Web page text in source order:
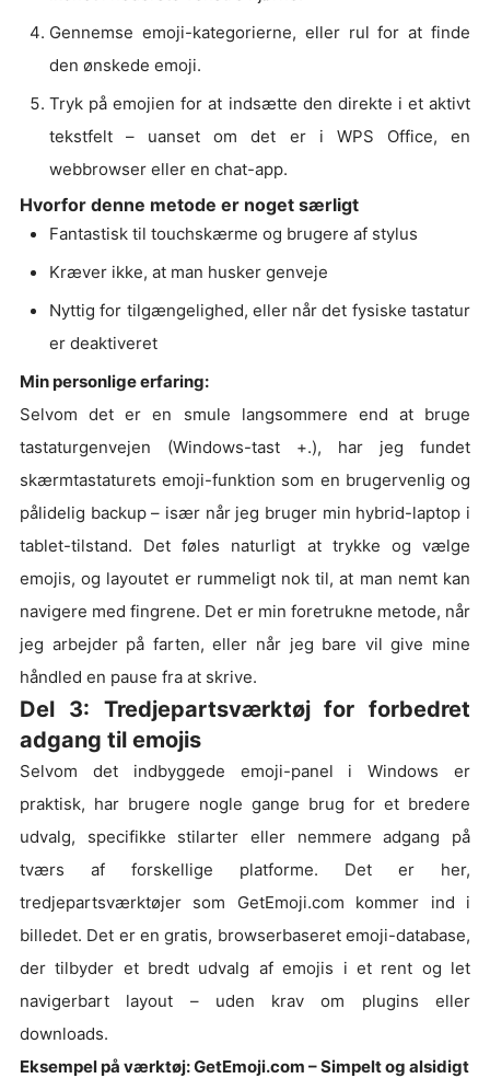
Gennemse emoji-kategorierne, eller rul for at finde
den ønskede emoji.
Tryk på emojien for at indsætte den direkte i et aktivt
tekstfelt – uanset om det er i WPS Office, en
webbrowser eller en chat-app.
Hvorfor denne metode er noget særligt
Fantastisk til touchskærme og brugere af stylus
Kræver ikke, at man husker genveje
Nyttig for tilgængelighed, eller når det fysiske tastatur
er deaktiveret
Min personlige erfaring:
Selvom det er en smule langsommere end at bruge
tastaturgenvejen (Windows-tast +.), har jeg fundet
skærmtastaturets emoji-funktion som en brugervenlig og
pålidelig backup – især når jeg bruger min hybrid-laptop i
tablet-tilstand. Det føles naturligt at trykke og vælge
emojis, og layoutet er rummeligt nok til, at man nemt kan
navigere med fingrene. Det er min foretrukne metode, når
jeg arbejder på farten, eller når jeg bare vil give mine
håndled en pause fra at skrive.
Del 3: Tredjepartsværktøj for forbedret
adgang til emojis
Selvom det indbyggede emoji-panel i Windows er
praktisk, har brugere nogle gange brug for et bredere
udvalg, specifikke stilarter eller nemmere adgang på
tværs af forskellige platforme. Det er her,
tredjepartsværktøjer som GetEmoji.com kommer ind i
billedet. Det er en gratis, browserbaseret emoji-database,
der tilbyder et bredt udvalg af emojis i et rent og let
navigerbart layout – uden krav om plugins eller
downloads.
Eksempel på værktøj: GetEmoji.com – Simpelt og alsidigt